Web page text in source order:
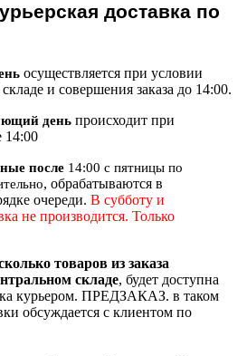
доставка по
осуществляется при условии
и совершения заказа до 14:00.
день происходит при
14:00
после 14:00 с пятницы по
, обрабатываются в
очереди. В субботу и
не производится. Только
товаров из заказа
складе, будет доступна
курьером. ПРЕДЗАКАЗ. в таком
обсуждается с клиентом по